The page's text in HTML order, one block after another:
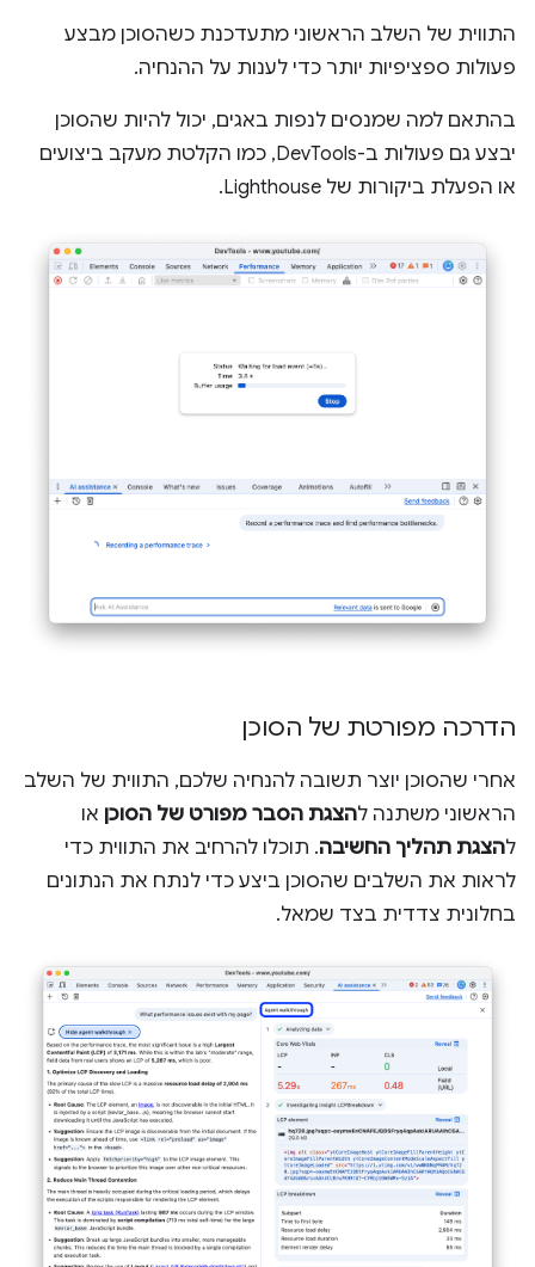
התווית של השלב הראשוני מתעדכנת כשהסוכן מבצע
פעולות ספציפיות יותר כדי לענות על ההנחיה.
בהתאם למה שמנסים לנפות באגים, יכול להיות שהסוכן
יבצע גם פעולות ב-DevTools, כמו הקלטת מעקב ביצועים
או הפעלת ביקורות של Lighthouse.
הדרכה מפורטת של הסוכן
אחרי שהסוכן יוצר תשובה להנחיה שלכם, התווית של השלב
הראשוני משתנה להצגת הסבר מפורט של הסוכן או
להצגת תהליך החשיבה. תוכלו להרחיב את התווית כדי
לראות את השלבים שהסוכן ביצע כדי לנתח את הנתונים
בחלונית צדדית בצד שמאל.